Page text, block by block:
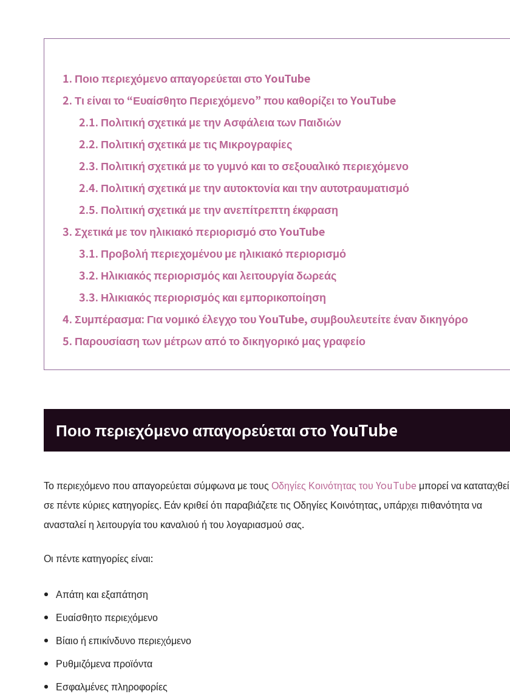
Ποιο περιεχόμενο απαγορεύεται στο YouTube
Τι είναι το “Ευαίσθητο Περιεχόμενο” που καθορίζει το YouTube
Πολιτική σχετικά με την Ασφάλεια των Παιδιών
Πολιτική σχετικά με τις Μικρογραφίες
Πολιτική σχετικά με το γυμνό και το σεξουαλικό περιεχόμενο
Πολιτική σχετικά με την αυτοκτονία και την αυτοτραυματισμό
Πολιτική σχετικά με την ανεπίτρεπτη έκφραση
Σχετικά με τον ηλικιακό περιορισμό στο YouTube
Προβολή περιεχομένου με ηλικιακό περιορισμό
Ηλικιακός περιορισμός και λειτουργία δωρεάς
Ηλικιακός περιορισμός και εμπορικοποίηση
Συμπέρασμα: Για νομικό έλεγχο του YouTube, συμβουλευτείτε έναν δικηγόρο
Παρουσίαση των μέτρων από το δικηγορικό μας γραφείο
Ποιο περιεχόμενο απαγορεύεται στο YouTube
Το περιεχόμενο που απαγορεύεται σύμφωνα με τους Οδηγίες Κοινότητας του YouTube μπορεί να καταταχθεί
σε πέντε κύριες κατηγορίες. Εάν κριθεί ότι παραβιάζετε τις Οδηγίες Κοινότητας, υπάρχει πιθανότητα να
ανασταλεί η λειτουργία του καναλιού ή του λογαριασμού σας.
Οι πέντε κατηγορίες είναι:
Απάτη και εξαπάτηση
Ευαίσθητο περιεχόμενο
Βίαιο ή επικίνδυνο περιεχόμενο
Ρυθμιζόμενα προϊόντα
Εσφαλμένες πληροφορίες